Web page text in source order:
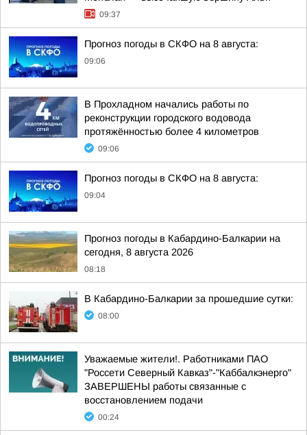
09:37
Прогноз погоды в СКФО на 8 августа:
09:06
В Прохладном начались работы по
реконструкции городского водовода
протяжённостью более 4 километров
09:06
Прогноз погоды в СКФО на 8 августа:
09:04
Прогноз погоды в Кабардино-Балкарии на
сегодня, 8 августа 2026
08:18
В Кабардино-Балкарии за прошедшие сутки:
08:00
Уважаемые жители!. Работниками ПАО
"Россети Северный Кавказ"-"Каббалкэнерго"
ЗАВЕРШЕНЫ работы связанные с
восстановлением подачи
00:24